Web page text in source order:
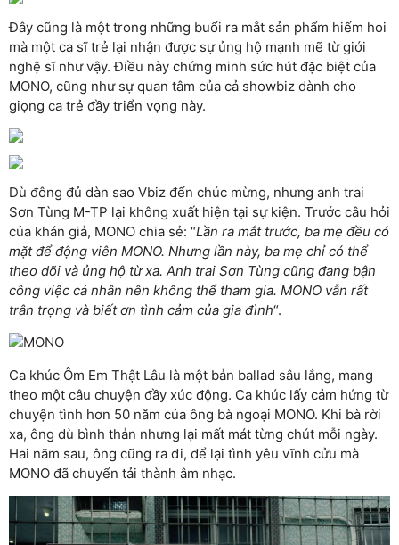
Đây cũng là một trong những buổi ra mắt sản phẩm hiếm hoi
mà một ca sĩ trẻ lại nhận được sự ủng hộ mạnh mẽ từ giới
nghệ sĩ như vậy. Điều này chứng minh sức hút đặc biệt của
MONO, cũng như sự quan tâm của cả showbiz dành cho
giọng ca trẻ đầy triển vọng này.
Dù đông đủ dàn sao Vbiz đến chúc mừng, nhưng anh trai
Sơn Tùng M-TP lại không xuất hiện tại sự kiện. Trước câu hỏi
của khán giả, MONO chia sẻ: “Lần ra mắt trước, ba mẹ đều có
mặt để động viên MONO. Nhưng lần này, ba mẹ chỉ có thể
theo dõi và ủng hộ từ xa. Anh trai Sơn Tùng cũng đang bận
công việc cá nhân nên không thể tham gia. MONO vẫn rất
trân trọng và biết ơn tình cảm của gia đình“.
Ca khúc Ôm Em Thật Lâu là một bản ballad sâu lắng, mang
theo một câu chuyện đầy xúc động. Ca khúc lấy cảm hứng từ
chuyện tình hơn 50 năm của ông bà ngoại MONO. Khi bà rời
xa, ông dù bình thản nhưng lại mất mát từng chút mỗi ngày.
Hai năm sau, ông cũng ra đi, để lại tình yêu vĩnh cửu mà
MONO đã chuyển tải thành âm nhạc.